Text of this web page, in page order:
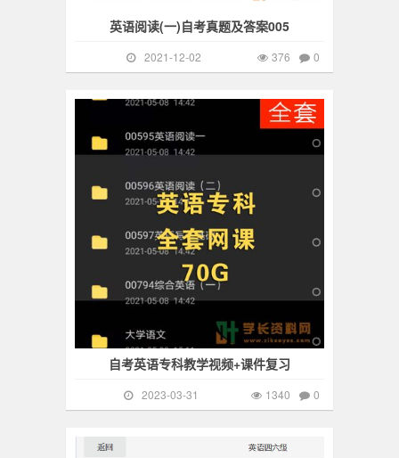
英语阅读(一)自考真题及答案005
2021-12-02 0
376
自考英语专科教学视频+课件复习
英语 1340
2023-03-31 0
1340
英语考证 325